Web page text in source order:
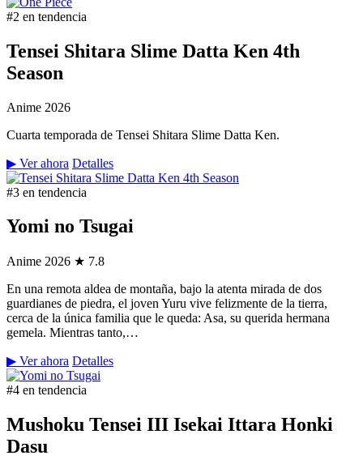
#2 en tendencia
Tensei Shitara Slime Datta Ken 4th
Season
Anime 2026
Cuarta temporada de Tensei Shitara Slime Datta Ken.
▶ Ver ahora Detalles
#3 en tendencia
Yomi no Tsugai
Anime 2026 ★ 7.8
En una remota aldea de montaña, bajo la atenta mirada de dos
guardianes de piedra, el joven Yuru vive felizmente de la tierra,
cerca de la única familia que le queda: Asa, su querida hermana
gemela. Mientras tanto,…
▶ Ver ahora Detalles
#4 en tendencia
Mushoku Tensei III Isekai Ittara Honki
Dasu